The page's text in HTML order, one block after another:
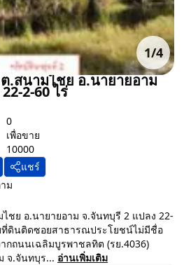
1/4
.สนามไชย อ.นายายอาม
2-60 ไร่
0
เพื่อขาย
10000
แชร์
ม
ชย อ.นายายอาม จ.จันทบุรี 2 แปลง 22-
ที่ดินติดซอยสาธารณประโยชน์ไม่มีชื่อ
กถนนเฉลิมบูรพาชลทิต (รย.4036)
จ.จันทบุร... อ่านเพิ่มเติม